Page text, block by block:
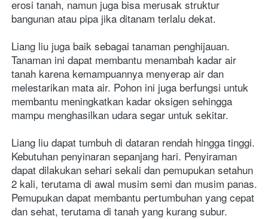
erosi tanah, namun juga bisa merusak struktur
bangunan atau pipa jika ditanam terlalu dekat.
Liang liu juga baik sebagai tanaman penghijauan.
Tanaman ini dapat membantu menambah kadar air
tanah karena kemampuannya menyerap air dan
melestarikan mata air. Pohon ini juga berfungsi untuk
membantu meningkatkan kadar oksigen sehingga
mampu menghasilkan udara segar untuk sekitar.
Liang liu dapat tumbuh di dataran rendah hingga tinggi.
Kebutuhan penyinaran sepanjang hari. Penyiraman
dapat dilakukan sehari sekali dan pemupukan setahun
2 kali, terutama di awal musim semi dan musim panas.
Pemupukan dapat membantu pertumbuhan yang cepat
dan sehat, terutama di tanah yang kurang subur.